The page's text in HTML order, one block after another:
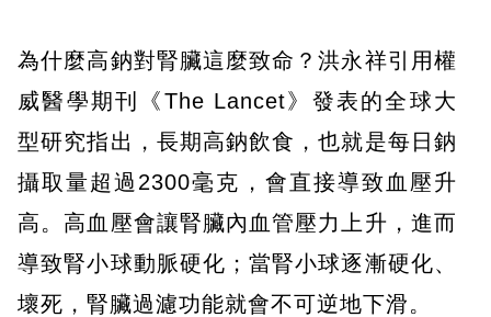
為什麼高鈉對腎臟這麼致命？洪永祥引用權
威醫學期刊《The Lancet》發表的全球大
型研究指出，長期高鈉飲食，也就是每日鈉
攝取量超過2300毫克，會直接導致血壓升
高。高血壓會讓腎臟內血管壓力上升，進而
導致腎小球動脈硬化；當腎小球逐漸硬化、
壞死，腎臟過濾功能就會不可逆地下滑。